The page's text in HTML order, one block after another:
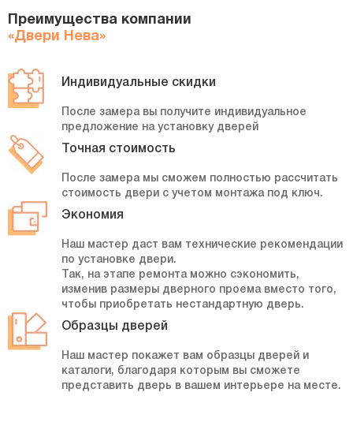
Преимущества компании
«Двери Нева»
Индивидуальные скидки
После замера вы получите индивидуальное
предложение на установку дверей
Точная стоимость
После замера мы сможем полностью рассчитать
стоимость двери с учетом монтажа под ключ.
Экономия
Наш мастер даст вам технические рекомендации
по установке двери.
Так, на этапе ремонта можно сэкономить,
изменив размеры дверного проема вместо того,
чтобы приобретать нестандартную дверь.
Образцы дверей
Наш мастер покажет вам образцы дверей и
каталоги, благодаря которым вы сможете
представить дверь в вашем интерьере на месте.